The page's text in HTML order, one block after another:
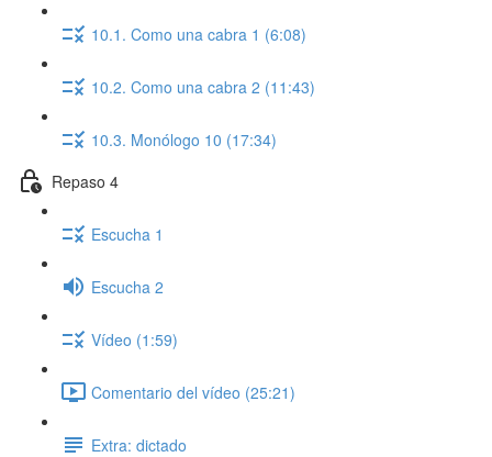
10.1. Como una cabra 1 (6:08)
10.2. Como una cabra 2 (11:43)
10.3. Monólogo 10 (17:34)
Repaso 4
Escucha 1
Escucha 2
Vídeo (1:59)
Comentario del vídeo (25:21)
Extra: dictado